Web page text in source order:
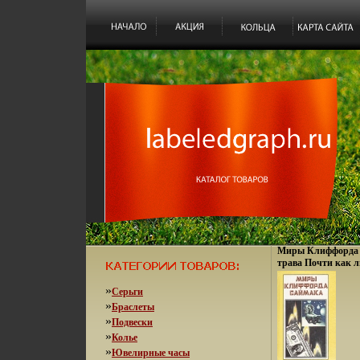
»Серьги
»Браслеты
»Подвески
»Колье
»Ювелирные часы
Миры Клиффорда
трава Почти как
Клиффорда